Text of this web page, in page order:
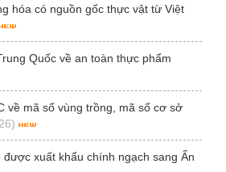
hóa có nguồn gốc thực vật từ Việt
Quốc về an toàn thực phẩm
về mã số vùng trồng, mã số cơ sở
được xuất khẩu chính ngạch sang Ấn